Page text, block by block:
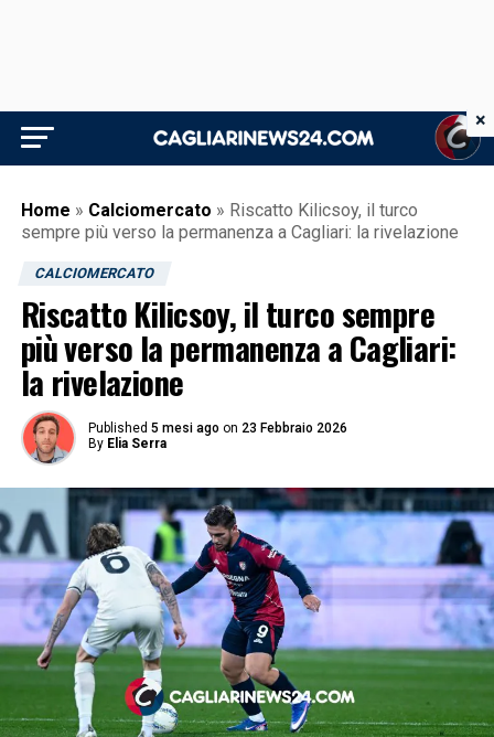
Home » Calciomercato » Riscatto Kilicsoy, il turco
sempre più verso la permanenza a Cagliari: la rivelazione
CALCIOMERCATO
Riscatto Kilicsoy, il turco sempre
più verso la permanenza a Cagliari:
la rivelazione
Published 5 mesi ago on 23 Febbraio 2026
By Elia Serra
×